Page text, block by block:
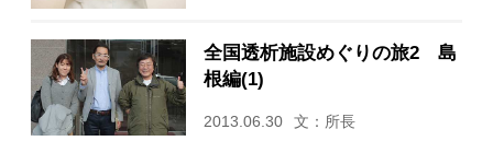
全国透析施設めぐりの旅2 島
根編(1)
2013.06.30 文：所長